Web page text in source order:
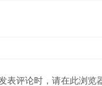
发表评论时，请在此浏